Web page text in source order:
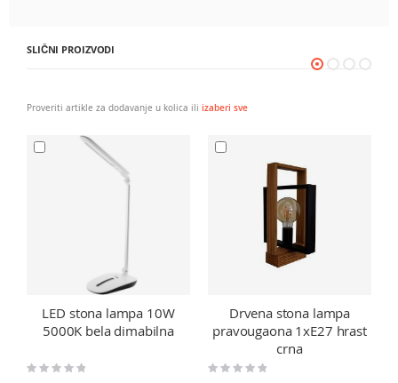
SLIČNI PROIZVODI
Proveriti artikle za dodavanje u kolica ili izaberi sve
LED stona lampa 10W
5000K bela dimabilna
Rating:
Drvena stona lampa
pravougaona 1xE27 hrast
crna
Rating: